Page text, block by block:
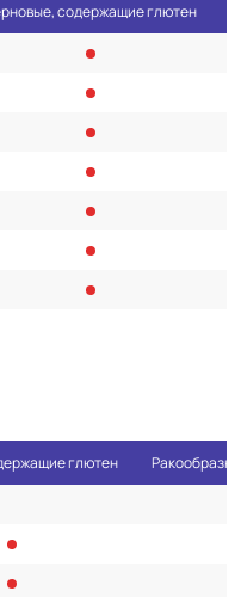
содержащие глютен
глютен